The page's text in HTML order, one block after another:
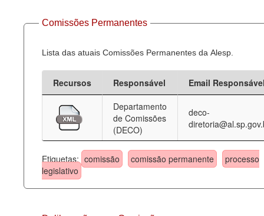
ContatoComissões Permanentes
Lista das atuais Comissões Permanentes da Alesp.
Recursos Responsável
Email
Departamento
de Comissões
(DECO)
deco-
Etiquetas: comissão comissão permanente
processo
legislativo